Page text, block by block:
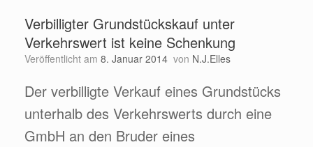
Verbilligter Grundstückskauf unter
Verkehrswert ist keine Schenkung
Veröffentlicht am 8. Januar 2014 von N.J.Elles
Der verbilligte Verkauf eines Grundstücks
unterhalb des Verkehrswerts durch eine
GmbH an den Bruder eines